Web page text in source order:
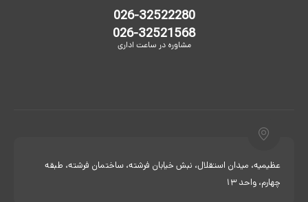
026-32522280
026-32521568
مشاوره در ساعت اداری
عظیمیه، میدان استقلال، نبش خیابان فرشته، ساختمان فرشته، طبقه
چهارم، واحد 13